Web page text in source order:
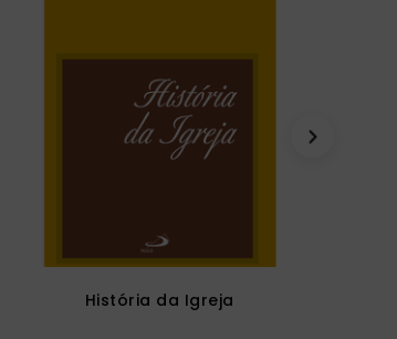
História da Igreja